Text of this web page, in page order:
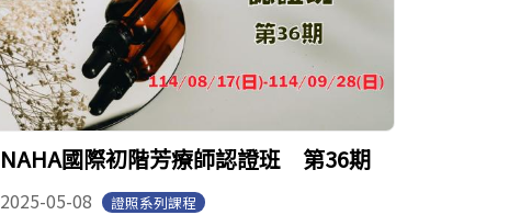
NAHA國際初階芳療師認證班 第36期
2025-05-08 證照系列課程